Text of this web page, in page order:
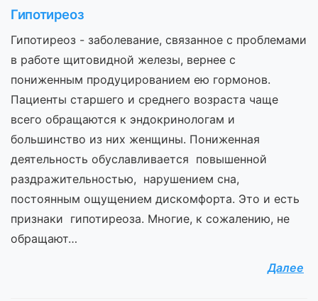
Гипотиреоз
Гипотиреоз - заболевание, связанное с проблемами
в работе щитовидной железы, вернее с
пониженным продуцированием ею гормонов.
Пациенты старшего и среднего возраста чаще
всего обращаются к эндокринологам и
большинство из них женщины. Пониженная
деятельность обуславливается повышенной
раздражительностью, нарушением сна,
постоянным ощущением дискомфорта. Это и есть
признаки гипотиреоза. Многие, к сожалению, не
обращают…
Далее